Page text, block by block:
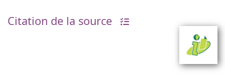
Citation de la source